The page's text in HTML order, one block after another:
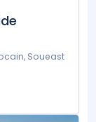
Soueast